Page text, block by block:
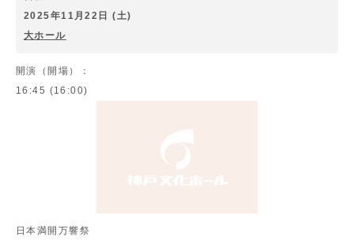
2025年11月22日 (土)
大ホール
開演（開場）：
16:45 (16:00)
日本満開万響祭